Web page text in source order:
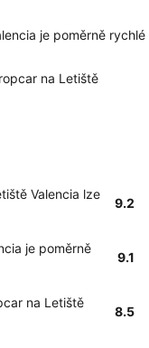
je poměrně rychlé
na Letiště
Valencia lze
9.2
je poměrně
9.1
na Letiště
8.5